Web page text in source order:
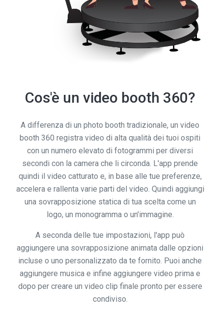
Cos'è un video booth 360?
A differenza di un photo booth tradizionale, un video
booth 360 registra video di alta qualità dei tuoi ospiti
con un numero elevato di fotogrammi per diversi
secondi con la camera che li circonda. L'app prende
quindi il video catturato e, in base alle tue preferenze,
accelera e rallenta varie parti del video. Quindi aggiungi
una sovrapposizione statica di tua scelta come un
logo, un monogramma o un'immagine.
A seconda delle tue impostazioni, l'app può
aggiungere una sovrapposizione animata dalle opzioni
incluse o uno personalizzato da te fornito. Puoi anche
aggiungere musica e infine aggiungere video prima e
dopo per creare un video clip finale pronto per essere
condiviso.